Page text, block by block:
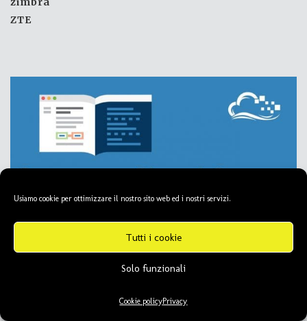
Usiamo cookie per ottimizzare il nostro sito web ed i nostri servizi.
Tutti i cookie
Solo funzionali
Cookie policyPrivacy
ZTE